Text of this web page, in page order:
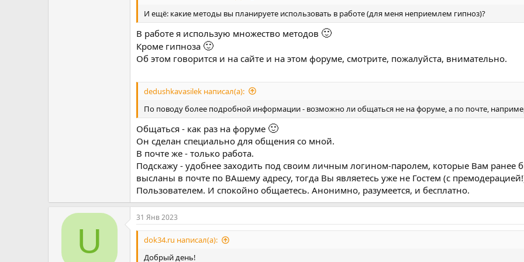
если было обследование (сканы или описания), лечение - в том числе что хоть немного, на время
если это кажется ..ненаучным или непонятным.
Тут же, если можно - и возможные другие болезни\состояния, которые имеются, особенно связанные с
повышенная временами, или ещё что,..
Третье - запрос, что конкретно планируете получить от нашей работы, какой нужен результат.
Четвёртое - примерная сумма сил и средств, которые планируете использовать для решения этой
Включая возможность очного приезда в Волгоград при необходимости, возможность изменения
для восстановления иммунитета и психики, прочее.
Чтобы было понятно - от чего отталкиваться, из чего исходить.
И ещё: какие методы вы планируете использовать в работе (для меня неприемлем гипноз)?
В работе я использую множество методов 🙂
Кроме гипноза 🙂
Об этом говорится и на сайте и на этом форуме, смотрите, пожалуйста, внимательно.
dedushkavasilek написал(а):
По поводу более подробной информации - возможно ли общаться не на форуме, а по почте,
Общаться - как раз на форуме 🙂
Он сделан специально для общения со мной.
В почте же - только работа.
Подскажу - удобнее заходить под своим личным логином-паролем, которые Вам ранее
высланы в почте по ВАшему адресу, тогда Вы являетесь уже не Гостем (с
Пользователем. И спокойно общаетесь. Анонимно, разумеется, и бесплатно.
U
31 Янв 2023
dok34.ru написал(а):
Добрый день!